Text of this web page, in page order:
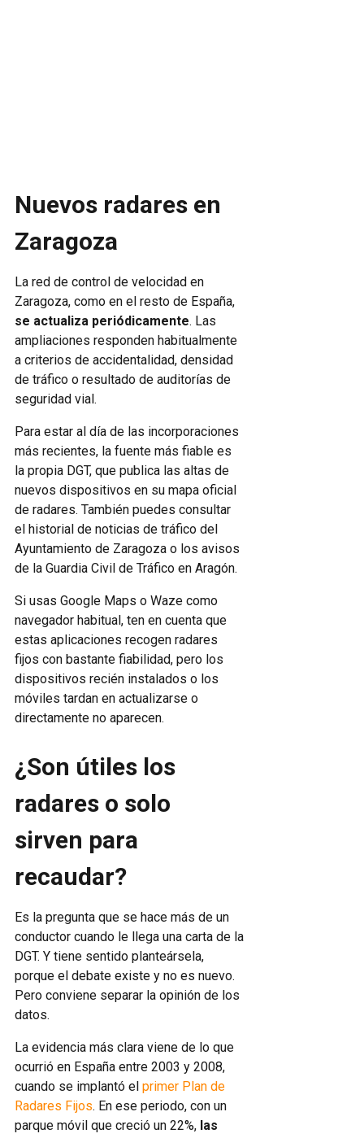
Nuevos radares en
Zaragoza
La red de control de velocidad en
Zaragoza, como en el resto de España,
se actualiza periódicamente. Las
ampliaciones responden habitualmente
a criterios de accidentalidad, densidad
de tráfico o resultado de auditorías de
seguridad vial.
Para estar al día de las incorporaciones
más recientes, la fuente más fiable es
la propia DGT, que publica las altas de
nuevos dispositivos en su mapa oficial
de radares. También puedes consultar
el historial de noticias de tráfico del
Ayuntamiento de Zaragoza o los avisos
de la Guardia Civil de Tráfico en Aragón.
Si usas Google Maps o Waze como
navegador habitual, ten en cuenta que
estas aplicaciones recogen radares
fijos con bastante fiabilidad, pero los
dispositivos recién instalados o los
móviles tardan en actualizarse o
directamente no aparecen.
¿Son útiles los
radares o solo
sirven para
recaudar?
Es la pregunta que se hace más de un
conductor cuando le llega una carta de la
DGT. Y tiene sentido planteársela,
porque el debate existe y no es nuevo.
Pero conviene separar la opinión de los
datos.
La evidencia más clara viene de lo que
ocurrió en España entre 2003 y 2008,
cuando se implantó el primer Plan de
Radares Fijos. En ese periodo, con un
parque móvil que creció un 22%, las